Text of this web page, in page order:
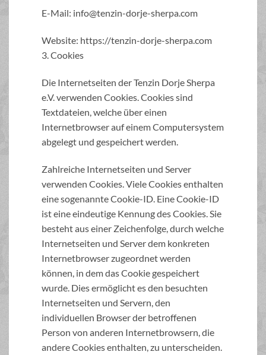
E-Mail: info@tenzin-dorje-sherpa.com
Website: https://tenzin-dorje-sherpa.com
3. Cookies
Die Internetseiten der Tenzin Dorje Sherpa
e.V. verwenden Cookies. Cookies sind
Textdateien, welche über einen
Internetbrowser auf einem Computersystem
abgelegt und gespeichert werden.
Zahlreiche Internetseiten und Server
verwenden Cookies. Viele Cookies enthalten
eine sogenannte Cookie-ID. Eine Cookie-ID
ist eine eindeutige Kennung des Cookies. Sie
besteht aus einer Zeichenfolge, durch welche
Internetseiten und Server dem konkreten
Internetbrowser zugeordnet werden
können, in dem das Cookie gespeichert
wurde. Dies ermöglicht es den besuchten
Internetseiten und Servern, den
individuellen Browser der betroffenen
Person von anderen Internetbrowsern, die
andere Cookies enthalten, zu unterscheiden.